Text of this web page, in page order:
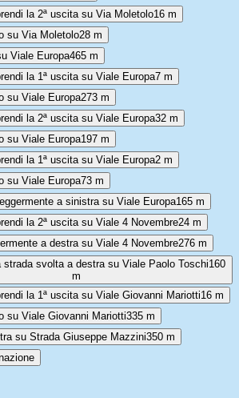
la 2ª uscita su Via Moletolo16 m
su Via Moletolo28 m
Viale Europa465 m
la 1ª uscita su Viale Europa7 m
su Viale Europa273 m
la 2ª uscita su Viale Europa32 m
su Viale Europa197 m
la 1ª uscita su Viale Europa2 m
su Viale Europa73 m
a sinistra su Viale Europa165 m
la 2ª uscita su Viale 4 Novembre24 m
a destra su Viale 4 Novembre276 m
strada svolta a destra su Viale Paolo Toschi160
m
la 1ª uscita su Viale Giovanni Mariotti16 m
su Viale Giovanni Mariotti335 m
su Strada Giuseppe Mazzini350 m